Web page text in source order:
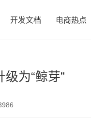
开发文档 电商热点
为“鲸芽”